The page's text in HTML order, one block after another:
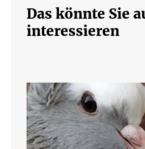
Das könnte Sie
interessieren